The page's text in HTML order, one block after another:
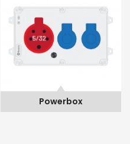
Powerbox